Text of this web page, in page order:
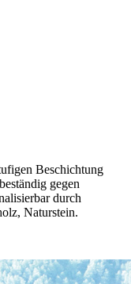
Beschichtung
gegen
durch
Naturstein.